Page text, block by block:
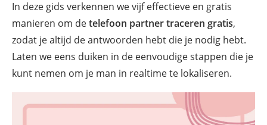
In deze gids verkennen we vijf effectieve en gratis
manieren om detelefoon partner traceren gratis,
zodat je altijd de antwoorden hebt die je nodig hebt.
Laten we eens duiken in de eenvoudige stappen die je
kunt nemen om je man in realtime te lokaliseren.